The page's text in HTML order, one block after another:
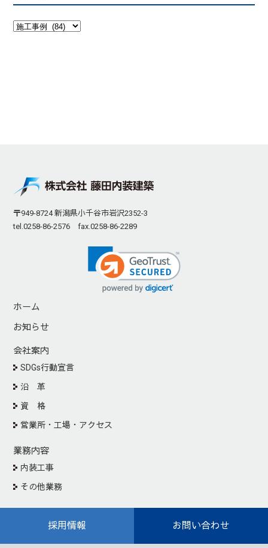
〒949-8724 新潟県小千谷市岩沢2352-3
tel.0258-86-2576 fax.0258-86-2289
ホーム
お知らせ
会社案内
SDGs行動宣言
沿 革
資 格
営業所・工場・アクセス
業務内容
内装工事
その他業務
協力会社の皆様へ
採用情報 お問い合わせ